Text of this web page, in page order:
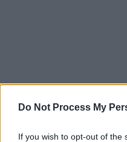
Do Not Process My
If you wish to opt-out of the